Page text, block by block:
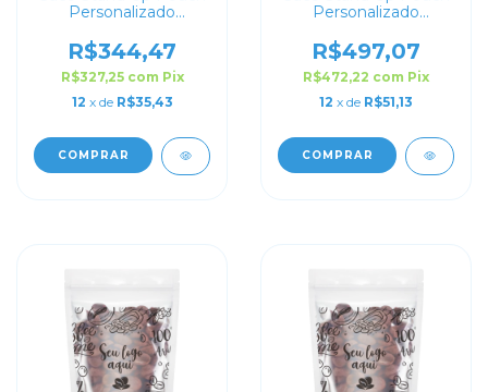
Personalizado
R$344,47
R$327,25 com Pix
12 x de R$35,43
COMPRAR
Personalizado
R$497,07
R$472,22 com Pix
12 x de R$51,13
COMPRAR